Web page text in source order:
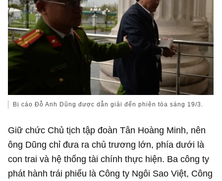
Bị cáo Đỗ Anh Dũng được dẫn giải đến phiên tòa sáng 19/3.
Giữ chức Chủ tịch tập đoàn Tân Hoàng Minh, nên
ông Dũng chỉ đưa ra chủ trương lớn, phía dưới là
con trai và hệ thống tài chính thực hiện. Ba công ty
phát hành trái phiếu là Công ty Ngôi Sao Việt, Công